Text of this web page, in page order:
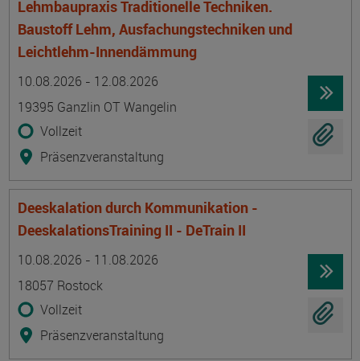
Lehmbaupraxis Traditionelle Techniken.
Baustoff Lehm, Ausfachungstechniken und
Leichtlehm-Innendämmung
10.08.2026 - 12.08.2026
19395 Ganzlin OT Wangelin
Vollzeit
Präsenzveranstaltung
Deeskalation durch Kommunikation -
DeeskalationsTraining II - DeTrain II
10.08.2026 - 11.08.2026
18057 Rostock
Vollzeit
Präsenzveranstaltung